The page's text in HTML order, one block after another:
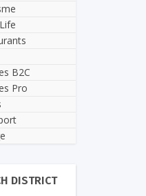
B2C
Pro
DISTRICT